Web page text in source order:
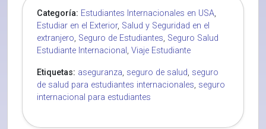
Categoría: Estudiantes Internacionales en USA,
Estudiar en el Exterior, Salud y Seguridad en el
extranjero, Seguro de Estudiantes, Seguro Salud
Estudiante Internacional , Viaje Estudiante
Etiquetas: aseguranza, seguro de salud, seguro
de salud para estudiantes internacionales, seguro
internacional para estudiantes